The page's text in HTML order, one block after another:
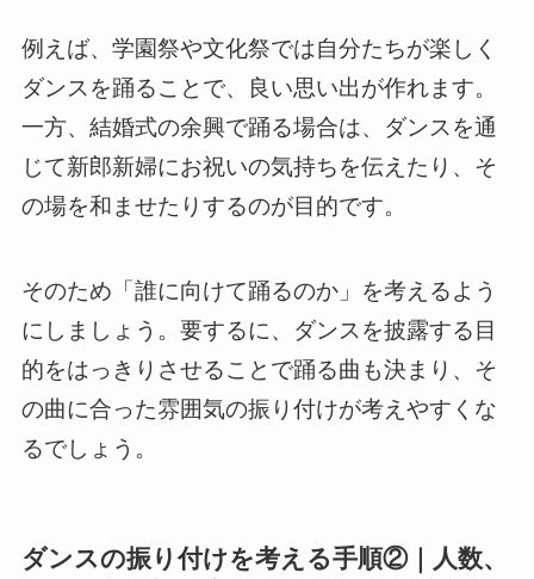
例えば、学園祭や文化祭では自分たちが楽しく
ダンスを踊ることで、良い思い出が作れます。
一方、結婚式の余興で踊る場合は、ダンスを通
じて新郎新婦にお祝いの気持ちを伝えたり、そ
の場を和ませたりするのが目的です。
そのため「誰に向けて踊るのか」を考えるよう
にしましょう。要するに、ダンスを披露する目
的をはっきりさせることで踊る曲も決まり、そ
の曲に合った雰囲気の振り付けが考えやすくな
るでしょう。
ダンスの振り付けを考える手順②｜人数、